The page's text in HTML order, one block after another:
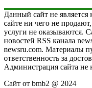
Данный сайт не
сайте ни чего не
услуги не оказываются.
новостей RSS канала
newsru.com. Материалы
ответственность за
Администрация сайта не
Сайт от bmb2 @ 2024